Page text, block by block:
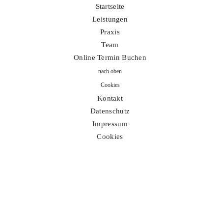
Startseite
Leistungen
Praxis
Team
Online Termin Buchen
nach oben
Cookies
Kontakt
Datenschutz
Impressum
Cookies